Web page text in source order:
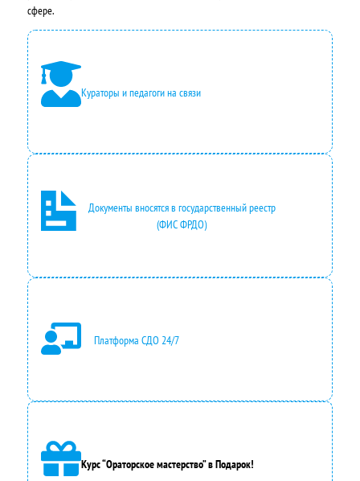
сфере.
Кураторы и педагоги на связи
Документы вносятся в государственный реестр
(ФИС ФРДО)
Платформа СДО 24/7
Курс “Ораторское мастерство” в Подарок!